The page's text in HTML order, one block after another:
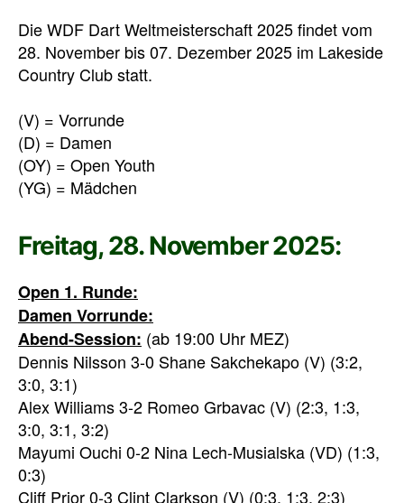
Die WDF Dart Weltmeisterschaft 2025 findet vom
28. November bis 07. Dezember 2025 im Lakeside
Country Club statt.
(V) = Vorrunde
(D) = Damen
(OY) = Open Youth
(YG) = Mädchen
Freitag, 28. November 2025:
Open 1. Runde:
Damen Vorrunde:
Abend-Session: (ab 19:00 Uhr MEZ)
Dennis Nilsson 3-0 Shane Sakchekapo (V) (3:2,
3:0, 3:1)
Alex Williams 3-2 Romeo Grbavac (V) (2:3, 1:3,
3:0, 3:1, 3:2)
Mayumi Ouchi 0-2 Nina Lech-Musialska (VD) (1:3,
0:3)
Cliff Prior 0-3 Clint Clarkson (V) (0:3, 1:3, 2:3)